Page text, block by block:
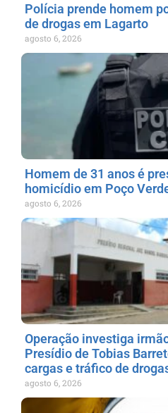
Polícia prende homem
de drogas em Lagarto
agosto 6, 2026
Homem de 31 anos é
homicídio em Poço
agosto 6, 2026
Operação investiga
Presídio de Tobias
cargas e tráfico de
agosto 6, 2026